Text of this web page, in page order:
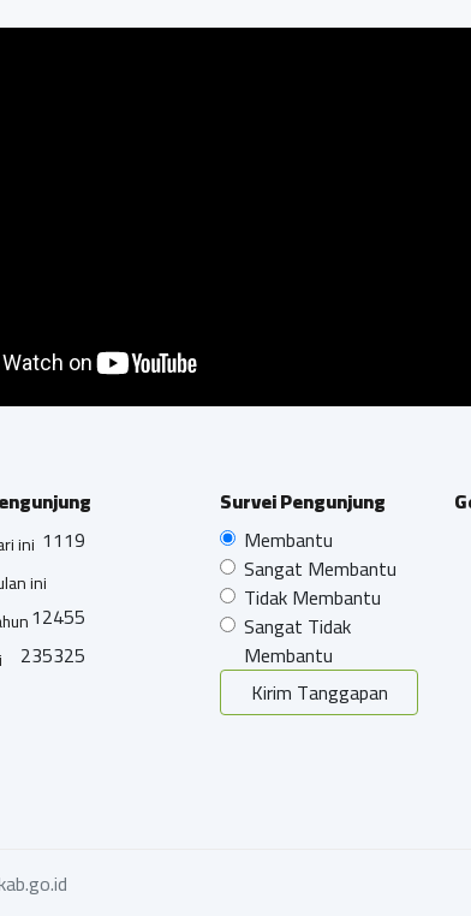
ini 1119
ini
12455
235325
Survei Pengunjung
Membantu
Sangat Membantu
Tidak Membantu
Sangat Tidak
Membantu
Kirim Tanggapan